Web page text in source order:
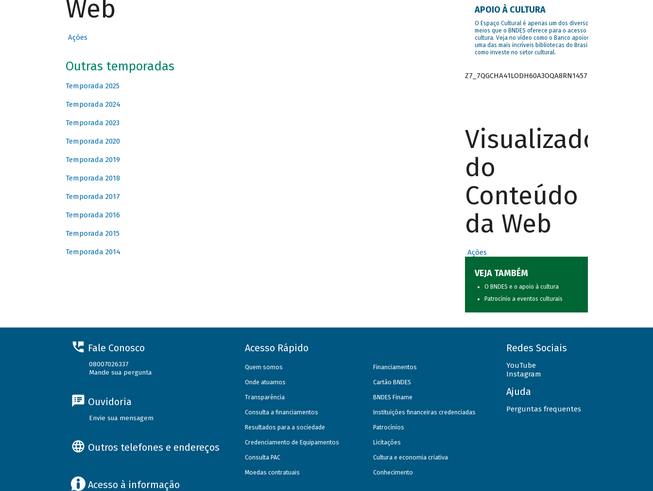
Web
Ações
Outras temporadas
Temporada 2025
Temporada 2024
Temporada 2023
Temporada 2020
Temporada 2019
Temporada 2018
Temporada 2017
Temporada 2016
Temporada 2015
Temporada 2014
APOIO À CULTURA
O Espaço Cultural é apenas um dos diversos
meios que o BNDES oferece para o acesso à
cultura. Veja no vídeo como o Banco apoiou
uma das mais incríveis bibliotecas do Brasil e
como investe no setor cultural.
Z7_7QGCHA41LODH60A3OQA8RN1457
Visualizador
do
Conteúdo
da Web
Ações
VEJA TAMBÉM
O BNDES e o apoio à cultura
Patrocínio a eventos culturais
Fale Conosco
08007026337
Mande sua pergunta
Ouvidoria
Envie sua mensagem
Outros telefones e endereços
Acesso à informação
Acesso Rápido
Quem somos
Onde atuamos
Transparência
Consulta a financiamentos
Resultados para a sociedade
Credenciamento de Equipamentos
Consulta PAC
Moedas contratuais
Financiamentos
Cartão BNDES
BNDES Finame
Instituições financeiras credenciadas
Patrocínios
Licitações
Cultura e economia criativa
Conhecimento
Redes Sociais
YouTube
Instagram
Ajuda
Perguntas frequentes